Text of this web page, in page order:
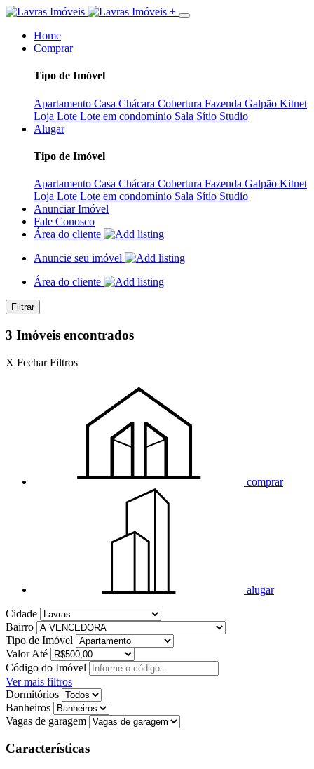
+
Home
Comprar
Tipo de Imóvel
Apartamento Casa Chácara Cobertura Fazenda Galpão Kitnet
Loja Lote Lote em condomínio Sala Sítio Studio
Alugar
Tipo de Imóvel
Apartamento Casa Chácara Cobertura Fazenda Galpão Kitnet
Loja Lote Lote em condomínio Sala Sítio Studio
Anunciar Imóvel
Fale Conosco
Área do cliente
Anuncie seu imóvel
Área do cliente
Filtrar
3 Imóveis encontrados
X Fechar Filtros
comprar
alugar
Cidade
Bairro
Tipo de Imóvel
Valor Até
Código do Imóvel
Ver mais filtros
Dormitórios
Banheiros
Vagas de garagem
Características